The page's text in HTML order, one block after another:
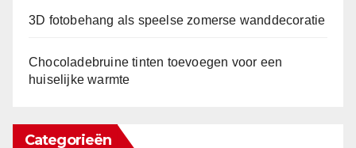
3D fotobehang als speelse zomerse wanddecoratie
Chocoladebruine tinten toevoegen voor een
huiselijke warmte
Categorieën